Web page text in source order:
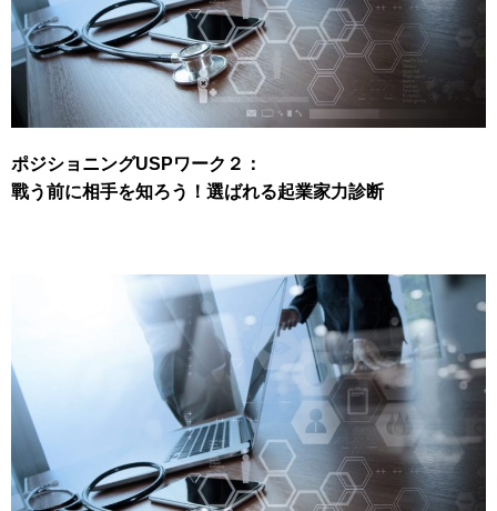
ポジショニングUSPワーク２：
戰う前に相手を知ろう！選ばれる起業家力診断